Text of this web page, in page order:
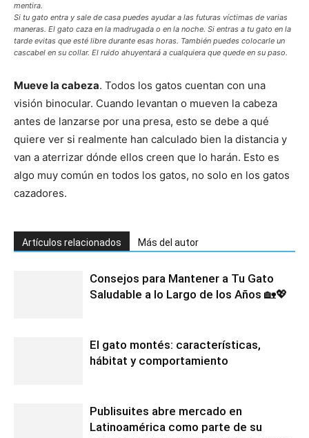
mentira.
Si tu gato entra y sale de casa puedes ayudar a las futuras víctimas de varias
maneras. El gato caza en la madrugada o en la noche. Si entras a tu gato en la
tarde evitas que esté libre durante esas horas. También puedes colocarle un
cascabel en su collar. El ruido ahuyentará a cualquiera que quede en su paso.
Mueve la cabeza. Todos los gatos cuentan con una
visión binocular. Cuando levantan o mueven la cabeza
antes de lanzarse por una presa, esto se debe a qué
quiere ver si realmente han calculado bien la distancia y
van a aterrizar dónde ellos creen que lo harán. Esto es
algo muy común en todos los gatos, no solo en los gatos
cazadores.
Artículos relacionados Más del autor
Consejos para Mantener a Tu Gato
Saludable a lo Largo de los Años 🏡💖
El gato montés: características,
hábitat y comportamiento
Publisuites abre mercado en
Latinoamérica como parte de su